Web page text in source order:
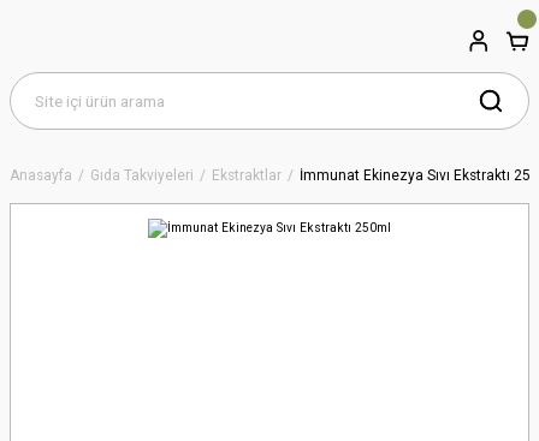
Anasayfa Gıda Takviyeleri Ekstraktlar İmmunat Ekinezya Sıvı Ekstraktı